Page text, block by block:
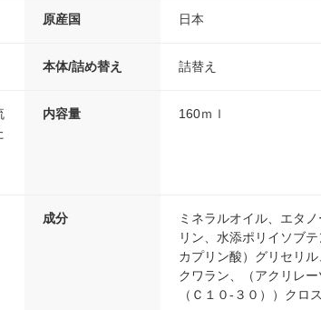
原産国 日本
本体/詰め替え 詰替え
内容量 160ｍｌ
成分
ミネラルオイル、エタ
リン、水添ポリイソブ
カプリン酸）グリセリ
クワラン、（アクリレ
（Ｃ１０-３０））クロ